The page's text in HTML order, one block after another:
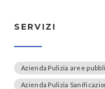
SERVIZI
Azienda Pulizia aree
Azienda Pulizia